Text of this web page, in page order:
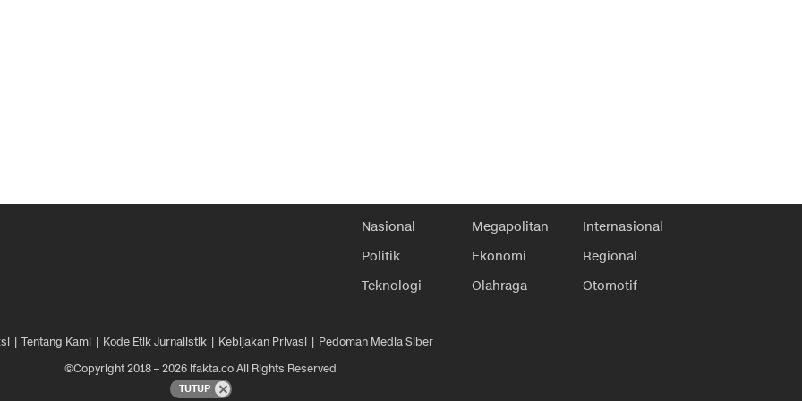
Nasional Megapolitan
Internasional
Politik
Ekonomi
Regional
Teknologi
Olahraga Otomotif
Tentang Kami Kode Etik Jurnalistik Kebijakan Privasi
Pedoman Media Siber
©Copyright 2018 – 2026 ifakta.co All Rights Reserved
TUTUP